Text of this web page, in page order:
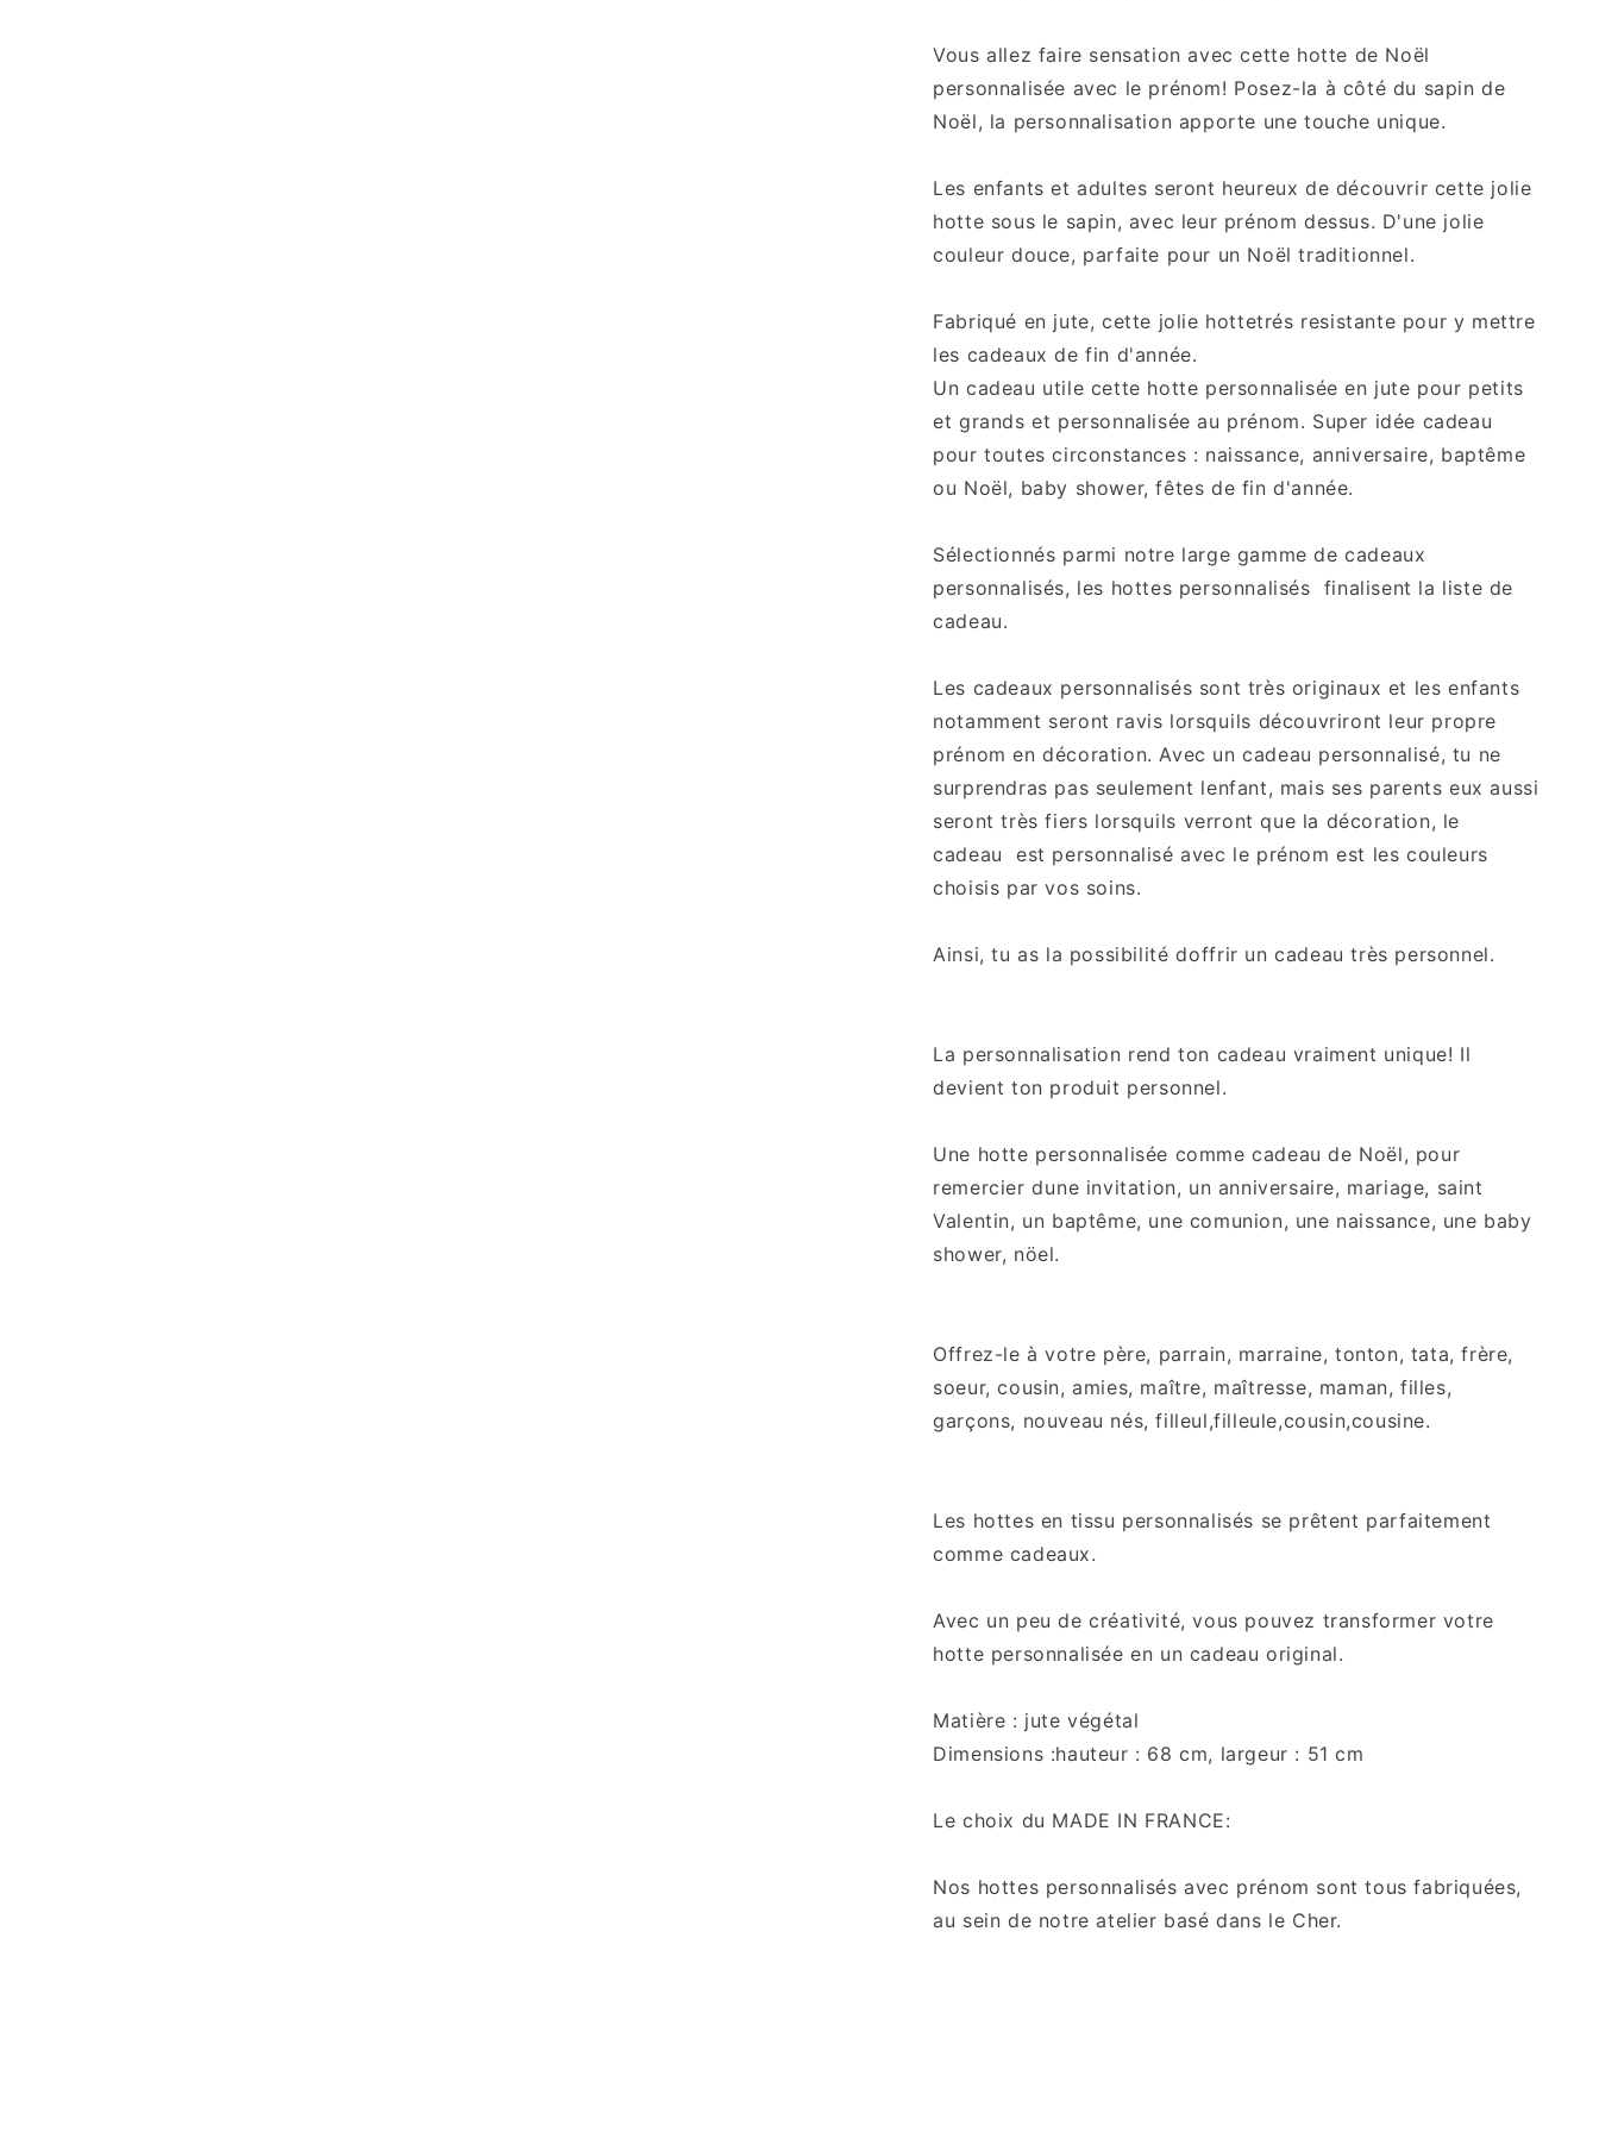
Vous allez faire sensation avec cette hotte de Noël
personnalisée avec le prénom! Posez-la à côté du sapin de
Noël, la personnalisation apporte une touche unique.
Les enfants et adultes seront heureux de découvrir cette jolie
hotte sous le sapin, avec leur prénom dessus. D'une jolie
couleur douce, parfaite pour un Noël traditionnel.
Fabriqué en jute, cette jolie hottetrés resistante pour y mettre
les cadeaux de fin d'année.
Un cadeau utile cette hotte personnalisée en jute pour petits
et grands et personnalisée au prénom. Super idée cadeau
pour toutes circonstances : naissance, anniversaire, baptême
ou Noël, baby shower, fêtes de fin d'année.
Sélectionnés parmi notre large gamme de cadeaux
personnalisés, les hottes personnalisés finalisent la liste de
cadeau.
Les cadeaux personnalisés sont très originaux et les enfants
notamment seront ravis lorsquils découvriront leur propre
prénom en décoration. Avec un cadeau personnalisé, tu ne
surprendras pas seulement lenfant, mais ses parents eux aussi
seront très fiers lorsquils verront que la décoration, le
cadeau est personnalisé avec le prénom est les couleurs
choisis par vos soins.
Ainsi, tu as la possibilité doffrir un cadeau très personnel.
La personnalisation rend ton cadeau vraiment unique! Il
devient ton produit personnel.
Une hotte personnalisée comme cadeau de Noël, pour
remercier dune invitation, un anniversaire, mariage, saint
Valentin, un baptême, une comunion, une naissance, une baby
shower, nöel.
Offrez-le à votre père, parrain, marraine, tonton, tata, frère,
soeur, cousin, amies, maître, maîtresse, maman, filles,
garçons, nouveau nés, filleul,filleule,cousin,cousine.
Les hottes en tissu personnalisés se prêtent parfaitement
comme cadeaux.
Avec un peu de créativité, vous pouvez transformer votre
hotte personnalisée en un cadeau original.
Matière : jute végétal
Dimensions :hauteur : 68 cm, largeur : 51 cm
Le choix du MADE IN FRANCE:
Nos hottes personnalisés avec prénom sont tous fabriquées,
au sein de notre atelier basé dans le Cher.